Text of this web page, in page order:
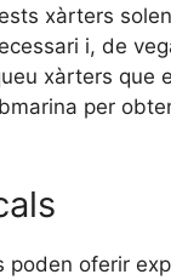
xàrters
i, de
xàrters que
per
poden oferir